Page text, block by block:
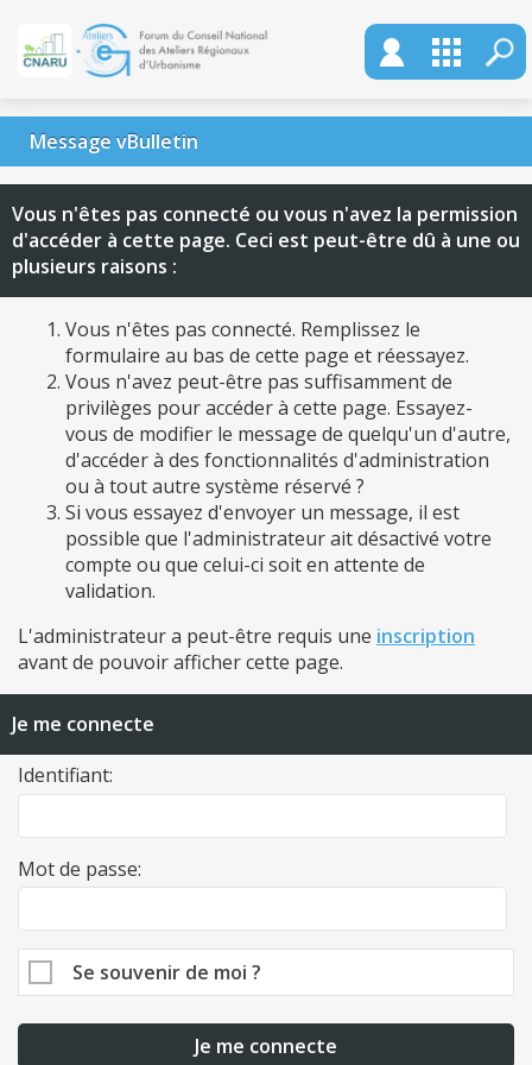
Message vBulletin
Vous n'êtes pas connecté ou vous n'avez la permission
d'accéder à cette page. Ceci est peut-être dû à une ou
plusieurs raisons :
Vous n'êtes pas connecté. Remplissez le
formulaire au bas de cette page et réessayez.
Vous n'avez peut-être pas suffisamment de
privilèges pour accéder à cette page. Essayez-
vous de modifier le message de quelqu'un d'autre,
d'accéder à des fonctionnalités d'administration
ou à tout autre système réservé ?
Si vous essayez d'envoyer un message, il est
possible que l'administrateur ait désactivé votre
compte ou que celui-ci soit en attente de
validation.
L'administrateur a peut-être requis une inscription
avant de pouvoir afficher cette page.
Je me connecte
Identifiant:
Mot de passe:
Se souvenir de moi ?
Je me connecte